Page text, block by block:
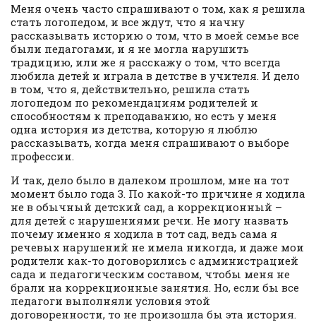
Меня очень часто спрашивают о том, как я решила
стать логопедом, и все ждут, что я начну
рассказывать историю о том, что в моей семье все
были педагогами, и я не могла нарушить
традицию, или же я расскажу о том, что всегда
любила детей и играла в детстве в учителя. И дело
в том, что я, действительно, решила стать
логопедом по рекомендациям родителей и
способностям к преподаванию, но есть у меня
одна история из детства, которую я люблю
рассказывать, когда меня спрашивают о выборе
профессии.
И так, дело было в далеком прошлом, мне на тот
момент было года 3. По какой-то причине я ходила
не в обычный детский сад, а коррекционный –
для детей с нарушениями речи. Не могу назвать
почему именно я ходила в тот сад, ведь сама я
речевых нарушений не имела никогда, и даже мои
родители как-то договорились с администрацией
сада и педагогическим составом, чтобы меня не
брали на коррекционные занятия. Но, если бы все
педагоги выполняли условия этой
договоренности, то не произошла бы эта история.